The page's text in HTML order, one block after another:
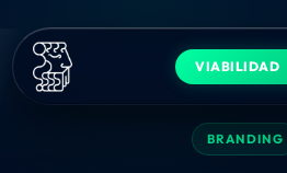
VIABILIDAD
BRANDING